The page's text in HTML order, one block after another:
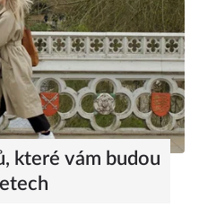
které vám budou